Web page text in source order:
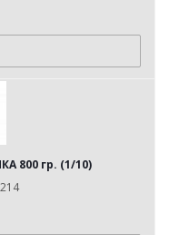
800 гр. (1/10)